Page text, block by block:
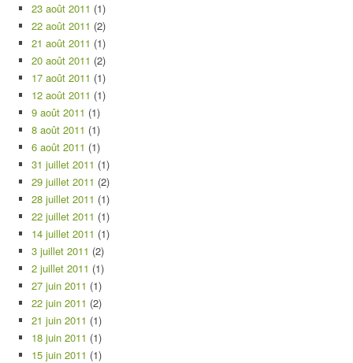
23 août 2011 (1)
22 août 2011 (2)
21 août 2011 (1)
20 août 2011 (2)
17 août 2011 (1)
12 août 2011 (1)
9 août 2011 (1)
8 août 2011 (1)
6 août 2011 (1)
31 juillet 2011 (1)
29 juillet 2011 (2)
28 juillet 2011 (1)
22 juillet 2011 (1)
14 juillet 2011 (1)
3 juillet 2011 (2)
2 juillet 2011 (1)
27 juin 2011 (1)
22 juin 2011 (2)
21 juin 2011 (1)
18 juin 2011 (1)
15 juin 2011 (1)